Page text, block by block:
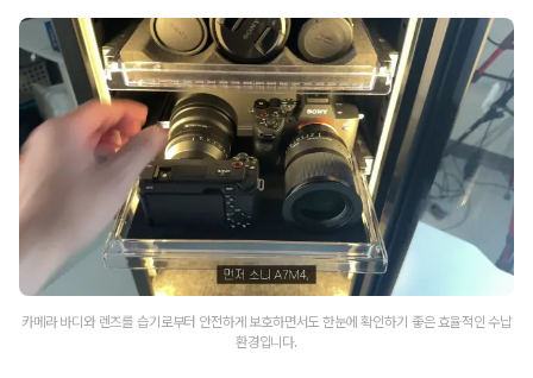
카메라 바디와 렌즈를 습기로부터 안전하게 보호하면서도 한눈에 확인하기 좋은 효율적인 수납
환경입니다.